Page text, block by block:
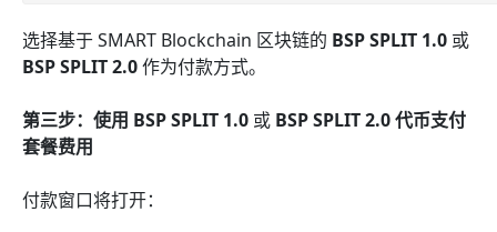
选择基于 SMART Blockchain 区块链的 BSP SPLIT 1.0 或
BSP SPLIT 2.0作为付款方式。
第三步：使用 BSP SPLIT 1.0 或 BSP SPLIT 2.0代币支付
套餐费用
付款窗口将打开：